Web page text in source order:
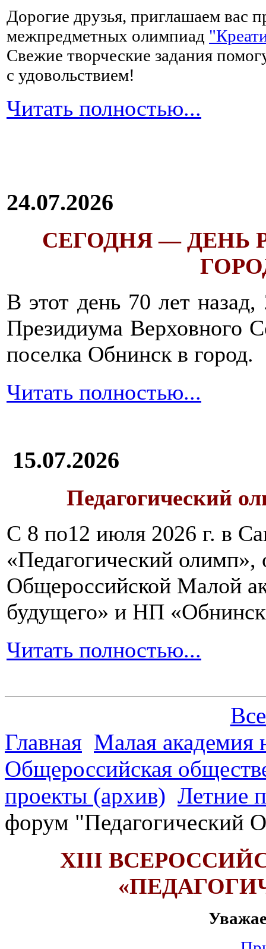
Дорогие друзья, приглашаем вас
межпредметных олимпиад
Свежие творческие задания
с удовольствием!
Читать полностью...
24.07.2026
СЕГОДНЯ — ДЕНЬ
В этот день 70 лет
Президиума Верховного
поселка Обнинск в город.
Читать полностью...
15.07.2026
Педагогический
С 8 по12 июля 2026 г. в
«Педагогический олимп»,
Общероссийской Малой
будущего» и НП
Читать полностью...
Главная Малая академия
Общероссийская
проекты (архив) Летние
форум "Педагогический
XIII